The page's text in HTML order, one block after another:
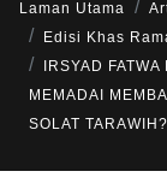
Laman Utama
Edisi Khas
IRSYAD
MEMADAI
SOLAT TARAWIH?